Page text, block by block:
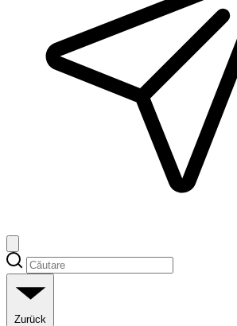
Zurück